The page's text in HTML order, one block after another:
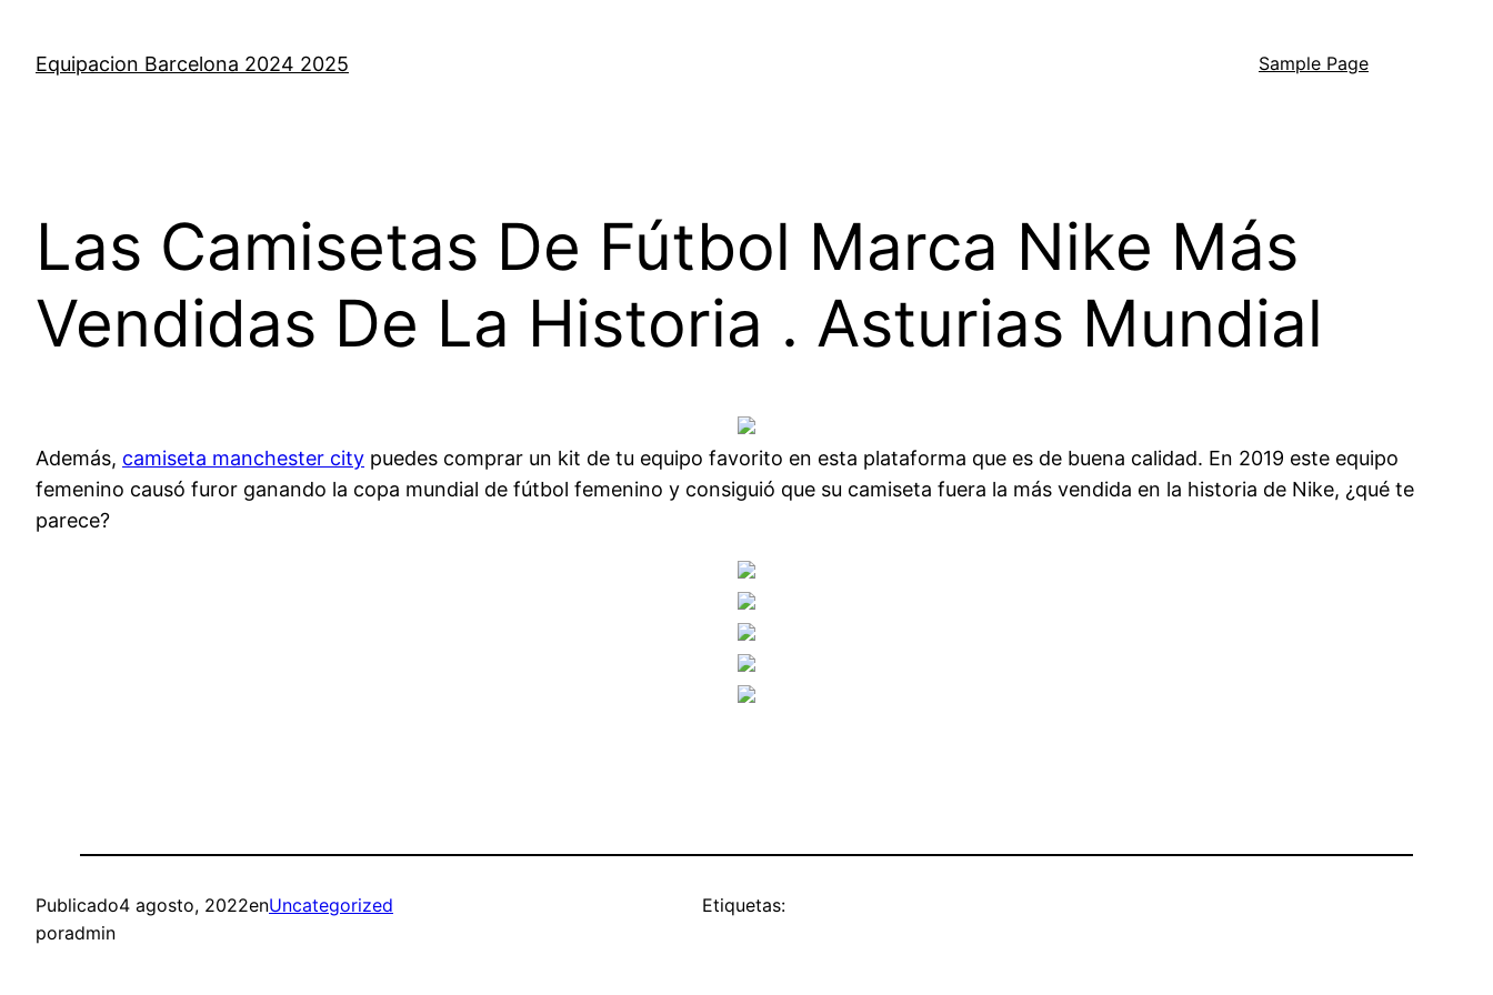
contenido
Equipacion Barcelona 2024 2025 Sample Page
Las Camisetas De Fútbol Marca Nike Más
Vendidas De La Historia . Asturias Mundial
Además, camiseta manchester city puedes comprar un kit de tu equipo favorito en esta plataforma que es de buena calidad. En 2019 este equipo
femenino causó furor ganando la copa mundial de fútbol femenino y consiguió que su camiseta fuera la más vendida en la historia de Nike, ¿qué te
parece?
Publicado4 agosto, 2022enUncategorized
poradmin
Etiquetas: